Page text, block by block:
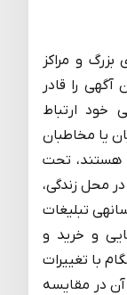
و مراکز
آگهی را قادر
خود ارتباط
یا مخاطبان
هستند، تحت
در محل زندگی،
تبلیغات
و خرید و
با تغییرات
در مقایسه